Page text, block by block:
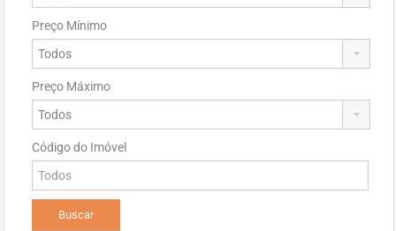
Preço Mínimo
Preço Máximo
Código do Imóvel